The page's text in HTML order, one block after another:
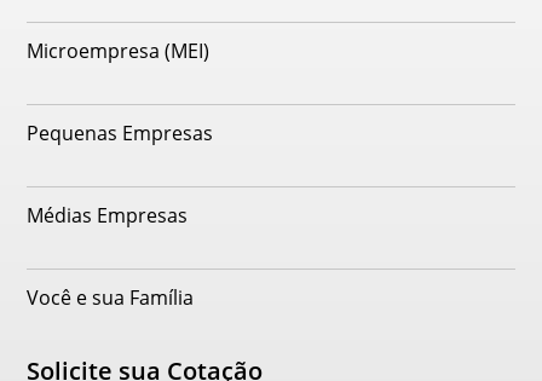
Microempresa (MEI)
Pequenas Empresas
Médias Empresas
Você e sua Família
Solicite sua Cotação